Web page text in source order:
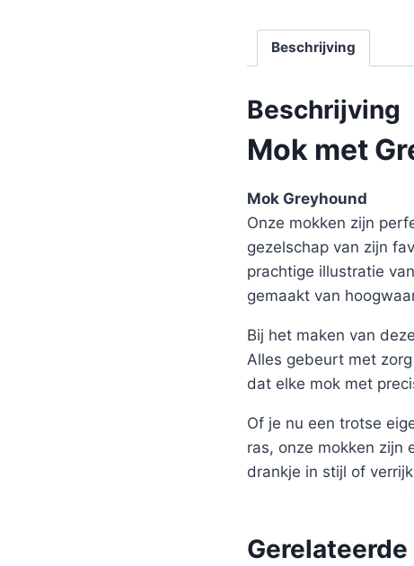
Beschrijving
Beschrijving
Mok met
Mok Greyhound
Onze mokken zijn
gezelschap van zijn
prachtige illustratie
gemaakt van
Bij het maken van
Alles gebeurt met
dat elke mok met
Of je nu een trotse
ras, onze mokken zijn
drankje in stijl of